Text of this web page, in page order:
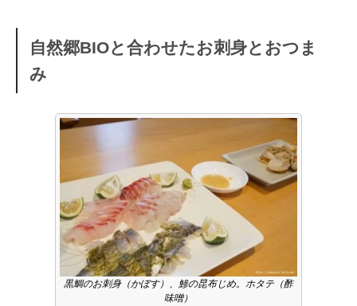
自然郷BIOと合わせたお刺身とおつま
み
黒鯛のお刺身（かぼす）、鯵の昆布じめ。ホタテ（酢
味噌）